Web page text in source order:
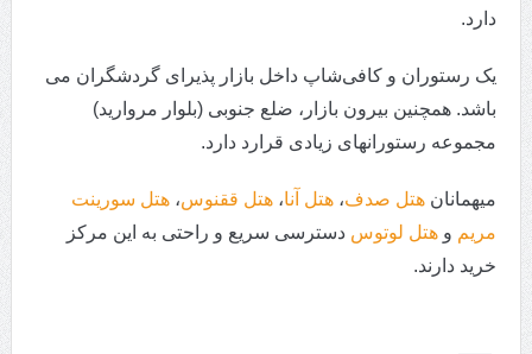
دارد.
یک رستوران و کافی‌شاپ داخل بازار پذیرای گردشگران می
باشد. همچنین بیرون بازار، ضلع جنوبی (بلوار مروارید)
مجموعه رستورانهای زیادی قرارد دارد.
میهمانان هتل صدف، هتل آنا، هتل ققنوس، هتل سورینت
مریم و هتل لوتوس دسترسی سریع و راحتی به این مرکز
خرید دارند.